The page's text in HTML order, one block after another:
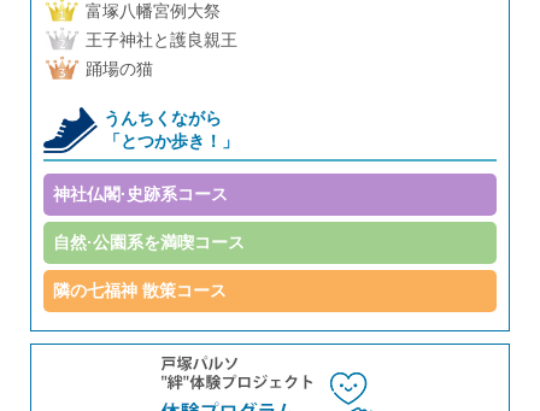
富塚八幡宮例大祭
王子神社と護良親王
踊場の猫
うんちくながら
「とつか歩き！」
神社仏閣·史跡系コース
自然·公園系を満喫コース
隣の七福神 散策コース